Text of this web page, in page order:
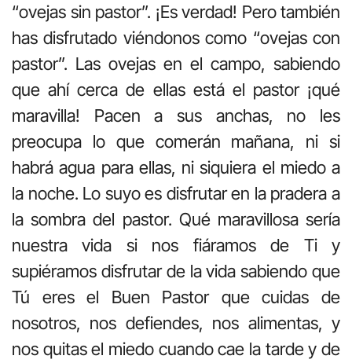
“ovejas sin pastor”. ¡Es verdad! Pero también
has disfrutado viéndonos como “ovejas con
pastor”. Las ovejas en el campo, sabiendo
que ahí cerca de ellas está el pastor ¡qué
maravilla! Pacen a sus anchas, no les
preocupa lo que comerán mañana, ni si
habrá agua para ellas, ni siquiera el miedo a
la noche. Lo suyo es disfrutar en la pradera a
la sombra del pastor. Qué maravillosa sería
nuestra vida si nos fiáramos de Ti y
supiéramos disfrutar de la vida sabiendo que
Tú eres el Buen Pastor que cuidas de
nosotros, nos defiendes, nos alimentas, y
nos quitas el miedo cuando cae la tarde y de